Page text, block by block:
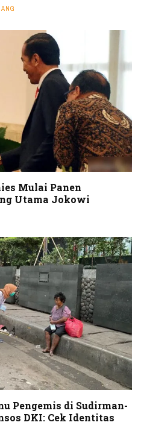
Mulai Panen
Utama Jokowi
Pengemis di Sudirman-
DKI: Cek Identitas